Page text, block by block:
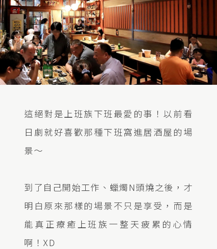
這絕對是上班族下班最愛的事！以前看
日劇就好喜歡那種下班窩進居酒屋的場
景～
到了自己開始工作、蠟燭N頭燒之後，才
明白原來那樣的場景不只是享受，而是
能真正療癒上班族一整天疲累的心情
啊！XD